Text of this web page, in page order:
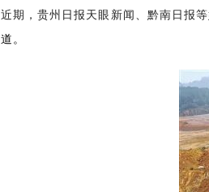
近期，贵州日报天眼新闻、黔南日报
道。